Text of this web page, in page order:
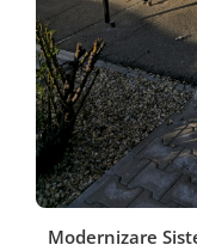
Modernizare